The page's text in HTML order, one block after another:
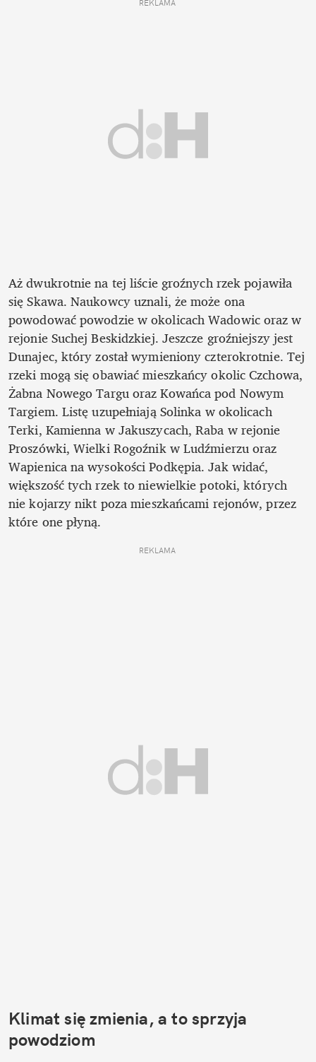
REKLAMA
Aż dwukrotnie na tej liście groźnych rzek pojawiła
się Skawa. Naukowcy uznali, że może ona
powodować powodzie w okolicach Wadowic oraz w
rejonie Suchej Beskidzkiej. Jeszcze groźniejszy jest
Dunajec, który został wymieniony czterokrotnie. Tej
rzeki mogą się obawiać mieszkańcy okolic Czchowa,
Żabna Nowego Targu oraz Kowańca pod Nowym
Targiem. Listę uzupełniają Solinka w okolicach
Terki, Kamienna w Jakuszycach, Raba w rejonie
Proszówki, Wielki Rogoźnik w Ludźmierzu oraz
Wapienica na wysokości Podkępia. Jak widać,
większość tych rzek to niewielkie potoki, których
nie kojarzy nikt poza mieszkańcami rejonów, przez
które one płyną.
REKLAMA
Klimat się zmienia, a to sprzyja
powodziom